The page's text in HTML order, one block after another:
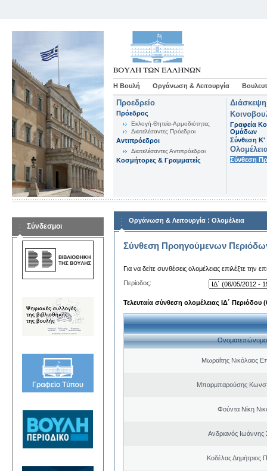
Η Βουλή Οργάνωση & Λειτουργία
Προεδρείο
Πρόεδρος
Εκλογή-Θητεία-Αρμοδιότητες
Διατελέσαντες Πρόεδροι
Αντιπρόεδροι
Διατελέσαντες Αντιπρόεδροι
Κοσμήτορες & Γραμματείς
Γραφεία
Ομάδων
Σύνθεση K'
Σύνθεση
Σύνδεσμοι
Οργάνωση & Λειτουργία : Ολομέλεια
Σύνθεση Προηγούμενων
Για να δείτε συνθέσεις ολομέλειας επιλέξτε την
Περίοδος:
Τελευταία σύνθεση ολομέλειας ΙΔ΄ Περιόδου
Ονοματεπώνυμο
Μωραΐτης Νικόλαος
Μπαρμπαρούσης
Φούντα Νίκη
Ανδριανός Ιωάννης
Κοδέλας Δημήτριος